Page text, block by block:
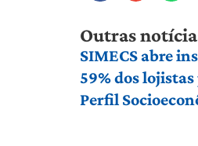
Outras
SIMECS abre
59% dos
Perfil